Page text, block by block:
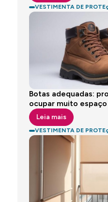
VESTIMENTA DE
Botas adequadas:
ocupar muito espaço
Leia mais
VESTIMENTA DE